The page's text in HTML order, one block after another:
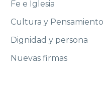
Fe e Iglesia
Cultura y Pensamiento
Dignidad y persona
Nuevas firmas